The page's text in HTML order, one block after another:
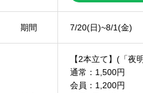
期間 7/20(日)~8/1(金)
【2本立て】(「夜
通常：1,500円
会員：1,200円